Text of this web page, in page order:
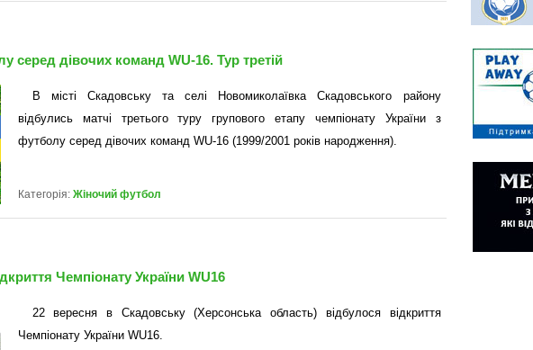
серед дівочих команд WU-16. Тур третій
В місті Скадовську та селі Новомиколаївка Скадовського району
відбулись матчі третього туру групового етапу чемпіонату України з
футболу серед дівочих команд WU-16 (1999/2001 років народження).
Категорія: Жіночий футбол
Чемпіонату України WU16
22 вересня в Скадовську (Херсонська область) відбулося відкриття
Чемпіонату України WU16.